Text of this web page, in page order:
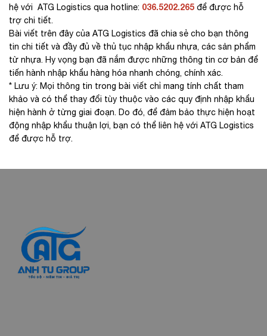
hệ với ATG Logistics qua hotline: 036.5202.265 để được hỗ
trợ chi tiết.
Bài viết trên đây của ATG Logistics đã chia sẻ cho bạn thông
tin chi tiết và đầy đủ về thủ tục nhập khẩu nhựa, các sản phẩm
từ nhựa. Hy vọng bạn đã nắm được những thông tin cơ bản để
tiến hành nhập khẩu hàng hóa nhanh chóng, chính xác.
* Lưu ý: Mọi thông tin trong bài viết chỉ mang tính chất tham
khảo và có thể thay đổi tùy thuộc vào các quy định nhập khẩu
hiện hành ở từng giai đoạn. Do đó, để đảm bảo thực hiện hoạt
động nhập khẩu thuận lợi, bạn có thể liên hệ với ATG Logistics
để được hỗ trợ.